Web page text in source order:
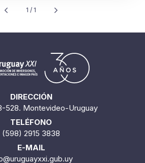
1 / 1
DIRECCIÓN
528. Montevideo-Uruguay
TELÉFONO
(598) 2915 3838
E-MAIL